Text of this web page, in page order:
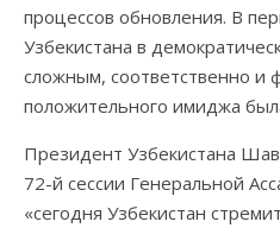
процессов обновления. В
Узбекистана в
сложным, соответственно и
положительного имиджа
Президент Узбекистана
72-й сессии Генеральной
«сегодня Узбекистан